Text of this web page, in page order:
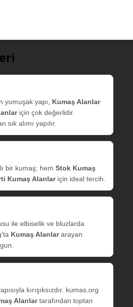
yumuşak yapı, Kumaş Alanlar
için çok değerlidir.
sık alımı yapılır.
bir kumaş; hem Stok Kumaş
Kumaş Alanlariçin ideal tercih.
ile elbiselik ve bluzlarda
Kumaş Alanlararayan
kırışıksızdır. kumas.org
Alanlartarafından toptan